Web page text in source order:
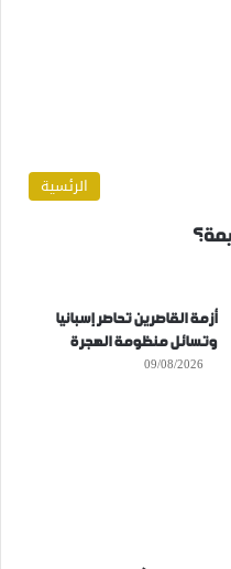
الرئسية
أزمة القاصرين تحاصر إسبانيا
وتسائل منظومة الهجرة
09/08/2026